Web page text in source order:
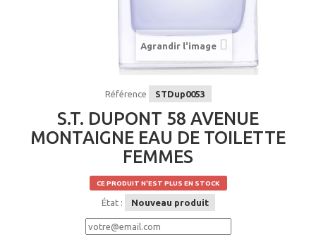
Agrandir l'image
Référence STDup0053
S.T. DUPONT 58 AVENUE
MONTAIGNE EAU DE TOILETTE
FEMMES
CE PRODUIT N'EST PLUS EN STOCK
État : Nouveau produit